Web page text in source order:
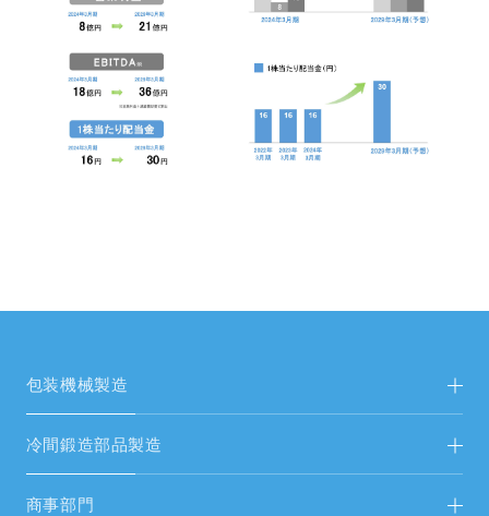
包装機械製造
包装機械製造TOP
冷間鍛造部品製造
冷間鍛造部品製造TOP
商事部門